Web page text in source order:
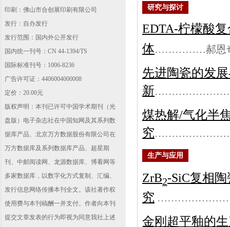
印刷：佛山市合创展印刷有限公司
发行：自办发行
发行范围：国内外公开发行
国内统一刊号：CN 44-1394/TS
国际标准刊号：1006-8236
广告许可证：4406004000008
定价：20.00元
版权声明：本刊已许可中国学术期刊（光
盘版）电子杂志社在中国知网及其系列数
据库产品、北京万方数据股份有限公司在
万方数据库及系列数据库产品、超星期
刊、中邮阅读网、龙源数据库、博看网等
多家数据库，以数字化方式复制、汇编、
发行信息网络传播本刊全文。该社著作权
使用费与本刊稿酬一并支付。作者向本刊
提交文章发表的行为即视为同意我社上述
研究与探讨
EDTA-柠檬酸
体……………郝恩
先进陶瓷的发
新
煤热解/气化半
究
生产与应用
ZrB2-SiC复相
究
金刚超平釉的